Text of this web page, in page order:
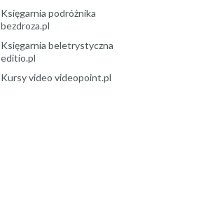
Księgarnia podróżnika
bezdroza.pl
Księgarnia beletrystyczna
editio.pl
Kursy video videopoint.pl